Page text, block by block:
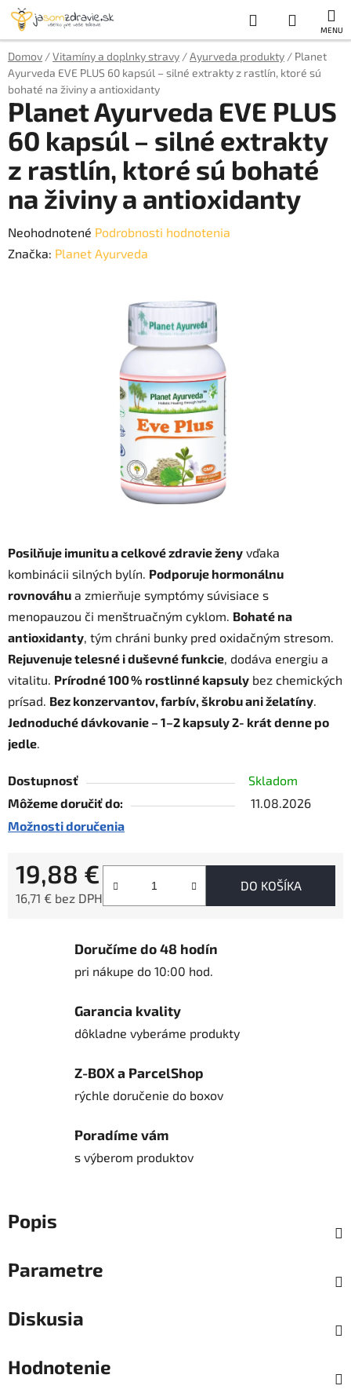
Prejsť
obsah
Hľadať
KOŠÍK
Domov /Vitamíny a doplnky stravy /Ayurveda produkty / Planet
Ayurveda EVE PLUS 60 kapsúl – silné extrakty z rastlín, ktoré sú
bohaté na živiny a antioxidanty
Posilňuje imunitu a celkové zdravie ženy vďaka
kombinácii silných bylín. Podporuje hormonálnu
rovnováhu a zmierňuje symptómy súvisiace s
menopauzou či menštruačným cyklom. Bohaté na
antioxidanty, tým chráni bunky pred oxidačným stresom.
Rejuvenuje telesné i duševné funkcie, dodáva energiu a
vitalitu. Prírodné 100 % rostlinné kapsuly bez chemických
prísad. Bez konzervantov, farbív, škrobu ani želatíny.
Jednoduché dávkovanie – 1–2 kapsuly 2‑krát denne po
jedle.
Dostupnosť
Skladom
Môžeme doručiť do:
11.08.2026
Možnosti doručenia
19,88 €
16,71 € bez DPH
DO KOŠÍKA
Planet Ayurveda EVE PLUS
60 kapsúl – silné extrakty
z rastlín, ktoré sú bohaté
na živiny a antioxidanty
Priemerné
hodnotenie
Neohodnotené Podrobnosti hodnotenia
Značka: Planet Ayurveda
Doručíme do 48 hodín
pri nákupe do 10:00 hod.
Garancia kvality
dôkladne vyberáme produkty
Z-BOX a ParcelShop
rýchle doručenie do boxov
Poradíme vám
s výberom produktov
Popis
Parametre
Diskusia
Hodnotenie